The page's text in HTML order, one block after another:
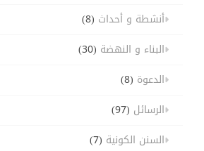
أنشطة و أحداث (8)
البناء و النهضة (30)
الدعوة (8)
الرسائل (97)
السنن الكونية (7)